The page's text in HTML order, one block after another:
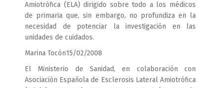
Amiotrófica (ELA) dirigido sobre todo a los médicos
de primaria que, sin embargo, no profundiza en la
necesidad de potenciar la investigación en las
unidades de cuidados.
Marina Tocón15/02/2008
El Ministerio de Sanidad, en colaboración con
Asociación Española de Esclerosis Lateral Amiotrófica